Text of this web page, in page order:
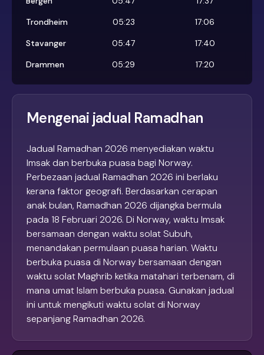
Trondheim
05:23
17:06
Stavanger
05:47
17:40
Drammen
05:29 17:20
Mengenai jadual Ramadhan
Jadual Ramadhan 2026 menyediakan waktu
Imsak dan berbuka puasa bagi Norway.
Perbezaan jadual Ramadhan 2026 ini berlaku
kerana faktor geografi. Berdasarkan cerapan
anak bulan, Ramadhan 2026 dijangka bermula
pada 18 Februari 2026. Di Norway, waktu Imsak
bersamaan dengan waktu solat Subuh,
menandakan permulaan puasa harian. Waktu
berbuka puasa di Norway bersamaan dengan
waktu solat Maghrib ketika matahari terbenam, di
mana umat Islam berbuka puasa. Gunakan jadual
ini untuk mengikuti waktu solat di Norway
sepanjang Ramadhan 2026.